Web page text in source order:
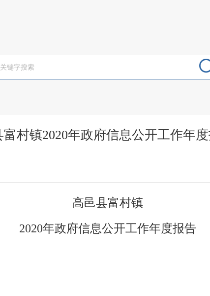
富村镇2020年政府信息公开工作年
高邑县富村镇
2020年政府信息公开工作年度报告